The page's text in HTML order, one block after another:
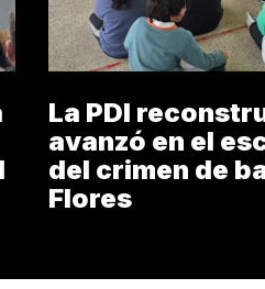
La PDI
avanzó en el
del crimen de
Flores